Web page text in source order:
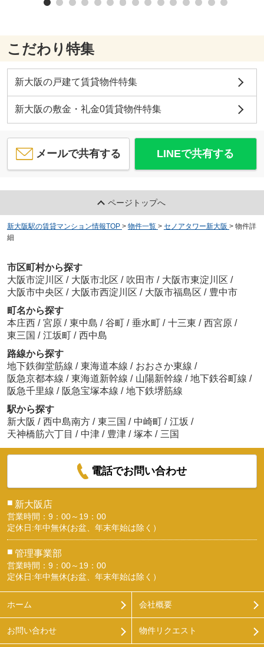
こだわり特集
新大阪の戸建て賃貸物件特集
新大阪の敷金・礼金0賃貸物件特集
メールで共有する LINEで共有する
ページトップへ
新大阪駅の賃貸マンション情報TOP > 物件一覧 > セノアタワー新大阪 > 物件詳
細
市区町村から探す
大阪市淀川区 / 大阪市北区 / 吹田市 / 大阪市東淀川区 /
大阪市中央区 / 大阪市西淀川区 / 大阪市福島区 / 豊中市
町名から探す
本庄西 / 宮原 / 東中島 / 谷町 / 垂水町 / 十三東 / 西宮原 /
東三国 / 江坂町 / 西中島
路線から探す
地下鉄御堂筋線 / 東海道本線 / おおさか東線 /
阪急京都本線 / 東海道新幹線 / 山陽新幹線 / 地下鉄谷町線 /
阪急千里線 / 阪急宝塚本線 / 地下鉄堺筋線
駅から探す
新大阪 / 西中島南方 / 東三国 / 中崎町 / 江坂 /
天神橋筋六丁目 / 中津 / 豊津 / 塚本 / 三国
電話でお問い合わせ
■ 新大阪店
営業時間：9：00～19：00
定休日:年中無休(お盆、年末年始は除く）
■ 管理事業部
営業時間：9：00～19：00
定休日:年中無休(お盆、年末年始は除く）
ホーム 会社概要
お問い合わせ 物件リクエスト